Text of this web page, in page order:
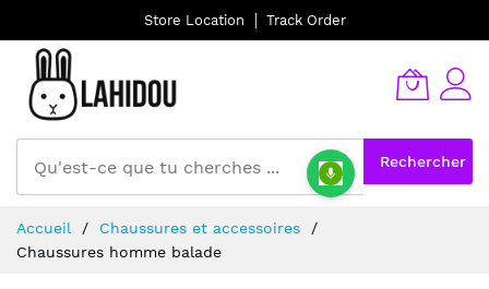
Store Location Track Order
Rechercher
au
contenu
Accueil
Chaussures et accessoires
Chaussures homme balade